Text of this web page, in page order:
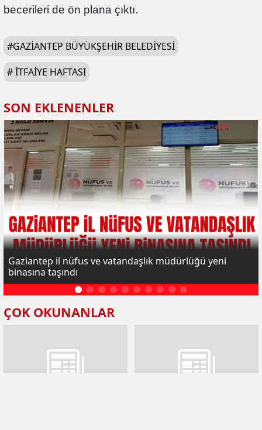
becerileri de ön plana çıktı.
#GAZIANTEP BÜYÜKŞEHIR BELEDIYESI
#İTFAIYE HAFTASI
SON EKLENENLER
Gaziantep il nüfus ve vatandaşlık müdürlüğü yeni
binasına taşındı
ÇOK OKUNANLAR